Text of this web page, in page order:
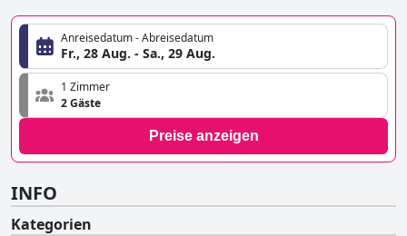
Anreisedatum - Abreisedatum
Fr., 28 Aug. - Sa., 29 Aug.
1 Zimmer
2 Gäste
Preise anzeigen
INFO
Kategorien